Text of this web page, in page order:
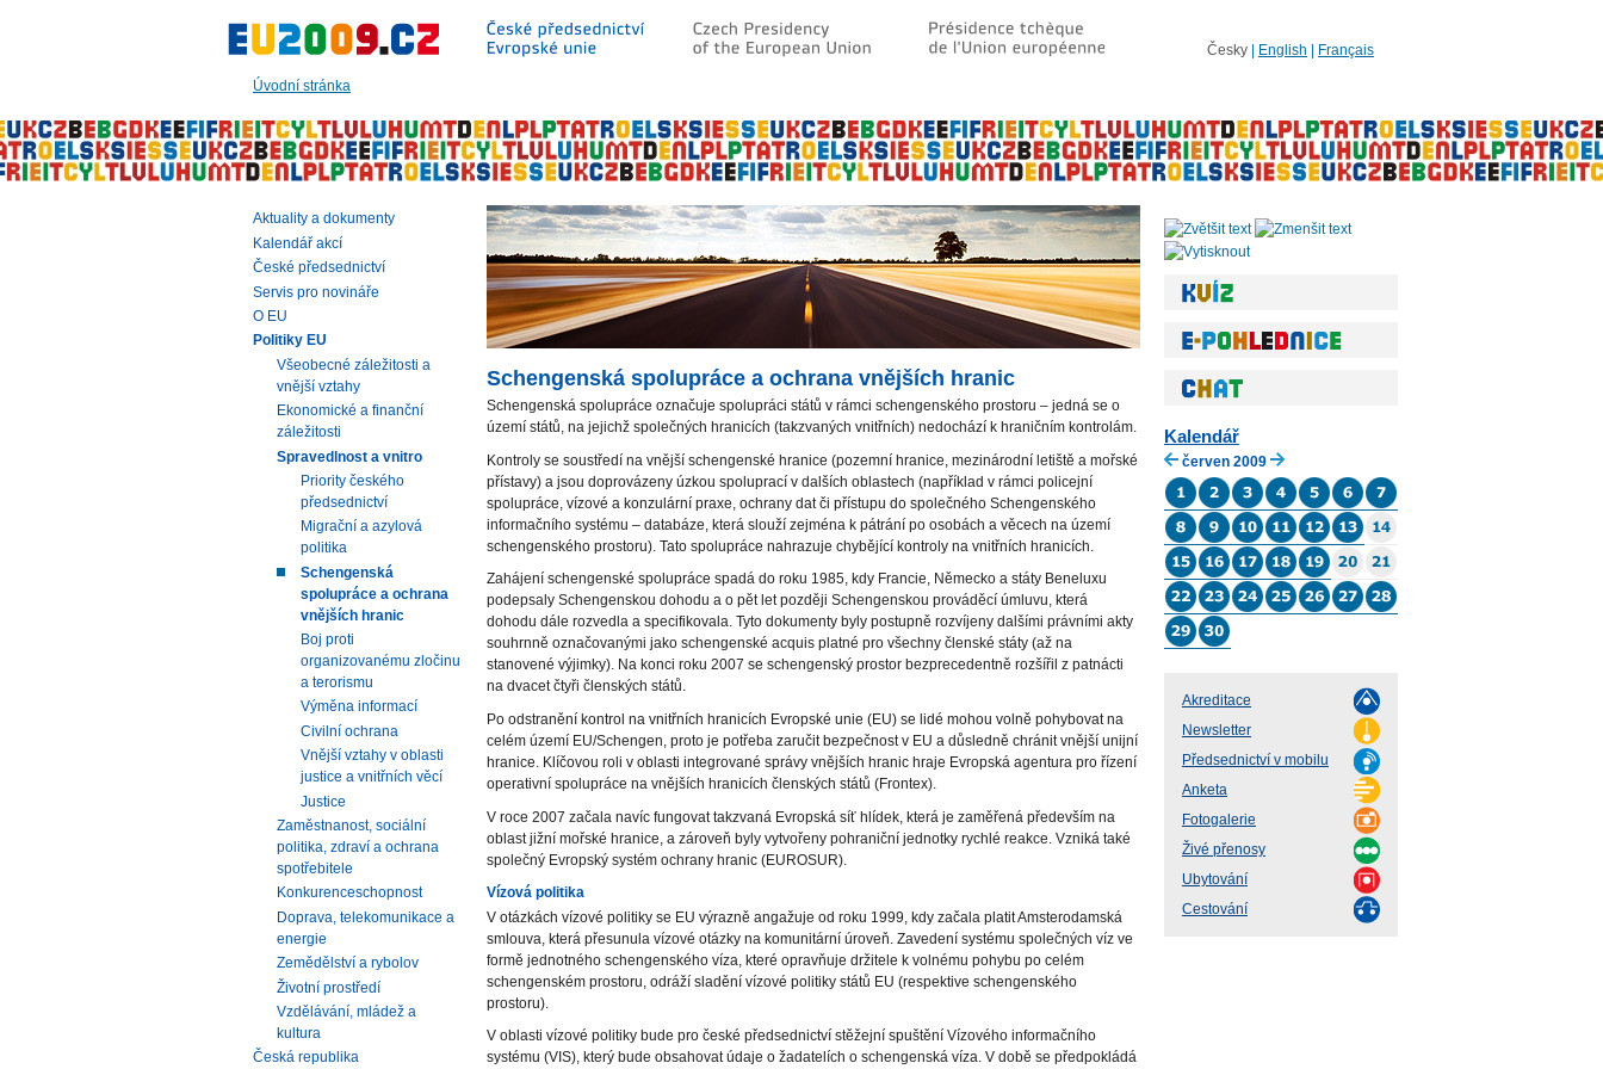
Česky English Français
Úvodní stránka
hlavní
|
navigaci
|
vyhledávání
Schengenská spolupráce a ochrana vnějších hranic
Schengenská spolupráce označuje spolupráci států v rámci schengenského prostoru – jedná se o
území států, na jejichž společných hranicích (takzvaných vnitřních) nedochází k hraničním kontrolám.
Kontroly se soustředí na vnější schengenské hranice (pozemní hranice, mezinárodní letiště a mořské
přístavy) a jsou doprovázeny úzkou spoluprací v dalších oblastech (například v rámci policejní
spolupráce, vízové a konzulární praxe, ochrany dat či přístupu do společného Schengenského
informačního systému – databáze, která slouží zejména k pátrání po osobách a věcech na území
schengenského prostoru). Tato spolupráce nahrazuje chybějící kontroly na vnitřních hranicích.
Zahájení schengenské spolupráce spadá do roku 1985, kdy Francie, Německo a státy Beneluxu
podepsaly Schengenskou dohodu a o pět let později Schengenskou prováděcí úmluvu, která
dohodu dále rozvedla a specifikovala. Tyto dokumenty byly postupně rozvíjeny dalšími právními akty
souhrnně označovanými jako schengenské acquis platné pro všechny členské státy (až na
stanovené výjimky). Na konci roku 2007 se schengenský prostor bezprecedentně rozšířil z patnácti
na dvacet čtyři členských států.
Po odstranění kontrol na vnitřních hranicích Evropské unie (EU) se lidé mohou volně pohybovat na
celém území EU/Schengen, proto je potřeba zaručit bezpečnost v EU a důsledně chránit vnější unijní
hranice. Klíčovou roli v oblasti integrované správy vnějších hranic hraje Evropská agentura pro řízení
operativní spolupráce na vnějších hranicích členských států (Frontex).
V roce 2007 začala navíc fungovat takzvaná Evropská síť hlídek, která je zaměřená především na
oblast jižní mořské hranice, a zároveň byly vytvořeny pohraniční jednotky rychlé reakce. Vzniká také
společný Evropský systém ochrany hranic (EUROSUR).
Vízová politika
V otázkách vízové politiky se EU výrazně angažuje od roku 1999, kdy začala platit Amsterodamská
smlouva, která přesunula vízové otázky na komunitární úroveň. Zavedení systému společných víz ve
formě jednotného schengenského víza, které opravňuje držitele k volnému pohybu po celém
schengenském prostoru, odráží sladění vízové politiky států EU (respektive schengenského
prostoru).
V oblasti vízové politiky bude pro české předsednictví stěžejní spuštění Vízového informačního
systému (VIS), který bude obsahovat údaje o žadatelích o schengenská víza. V době se předpokládá
Kalendář
červen 2009
Akreditace
Newsletter
Předsednictví v mobilu
Anketa
Fotogalerie
Živé přenosy
Ubytování
Cestování
Aktuality a dokumenty
Kalendář akcí
České předsednictví
Servis pro novináře
O EU
Politiky EU
Všeobecné záležitosti a
vnější vztahy
Ekonomické a finanční
záležitosti
Spravedlnost a vnitro
Priority českého
předsednictví
Migrační a azylová
politika
Schengenská
spolupráce a ochrana
vnějších hranic
Boj proti
organizovanému zločinu
a terorismu
Výměna informací
Civilní ochrana
Vnější vztahy v oblasti
justice a vnitřních věcí
Justice
Zaměstnanost, sociální
politika, zdraví a ochrana
spotřebitele
Konkurenceschopnost
Doprava, telekomunikace a
energie
Zemědělství a rybolov
Životní prostředí
Vzdělávání, mládež a
kultura
Česká republika